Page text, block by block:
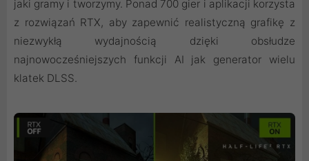
jaki gramy i tworzymy. Ponad 700 gier i aplikacji korzysta
z rozwiązań RTX, aby zapewnić realistyczną grafikę z
niezwykłą wydajnością dzięki obsłudze
najnowocześniejszych funkcji AI jak generator wielu
klatek DLSS.